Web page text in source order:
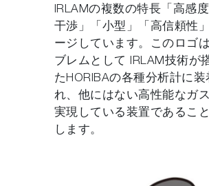
IRLAMの複数の特長「高感
干渉」「小型」「高信頼性
ージしています。このロゴ
ブレムとして IRLAM技術が
たHORIBAの各種分析計に装
れ、他にはない高性能なガ
実現している装置であるこ
します。